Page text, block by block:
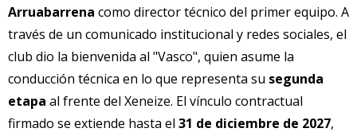
Arruabarrena como director técnico del primer equipo. A
través de un comunicado institucional y redes sociales, el
club dio la bienvenida al "Vasco", quien asume la
conducción técnica en lo que representa su segunda
etapa al frente del Xeneize. El vínculo contractual
firmado se extiende hasta el 31 de diciembre de 2027,